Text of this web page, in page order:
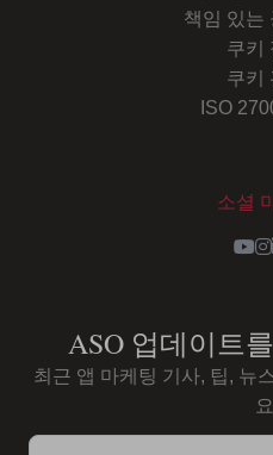
책임 있는
쿠키
쿠키
ISO
소셜
ASO 업데이트
최근 앱 마케팅 기사, 팁, 뉴
이메일 주소를 작성해주세요...